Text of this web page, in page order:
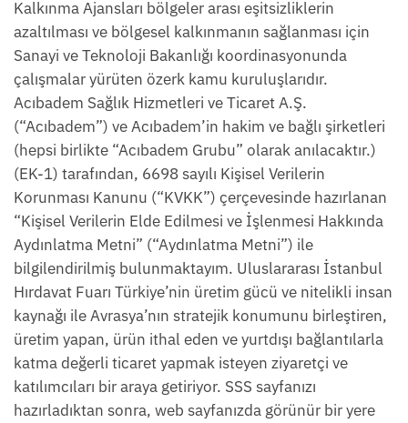
Kalkınma Ajansları bölgeler arası eşitsizliklerin
azaltılması ve bölgesel kalkınmanın sağlanması için
Sanayi ve Teknoloji Bakanlığı koordinasyonunda
çalışmalar yürüten özerk kamu kuruluşlarıdır.
Acıbadem Sağlık Hizmetleri ve Ticaret A.Ş.
(“Acıbadem”) ve Acıbadem’in hakim ve bağlı şirketleri
(hepsi birlikte “Acıbadem Grubu” olarak anılacaktır.)
(EK-1) tarafından, 6698 sayılı Kişisel Verilerin
Korunması Kanunu (“KVKK”) çerçevesinde hazırlanan
“Kişisel Verilerin Elde Edilmesi ve İşlenmesi Hakkında
Aydınlatma Metni” (“Aydınlatma Metni”) ile
bilgilendirilmiş bulunmaktayım. Uluslararası İstanbul
Hırdavat Fuarı Türkiye’nin üretim gücü ve nitelikli insan
kaynağı ile Avrasya’nın stratejik konumunu birleştiren,
üretim yapan, ürün ithal eden ve yurtdışı bağlantılarla
katma değerli ticaret yapmak isteyen ziyaretçi ve
katılımcıları bir araya getiriyor. SSS sayfanızı
hazırladıktan sonra, web sayfanızda görünür bir yere